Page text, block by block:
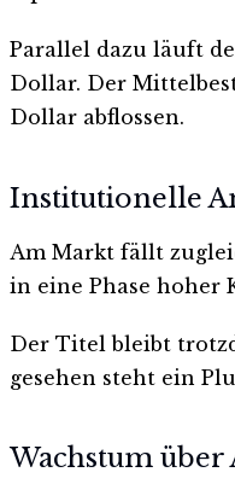
Parallel dazu läuft
Dollar. Der
Dollar abflossen.
Institutionelle
Am Markt fällt
in eine Phase hoher
Der Titel bleibt
gesehen steht ein
Wachstum